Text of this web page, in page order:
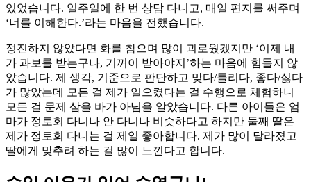
있었습니다. 일주일에 한 번 상담 다니고, 매일 편지를 써주며
‘너를 이해한다.’라는 마음을 전했습니다.
정진하지 않았다면 화를 참으며 많이 괴로웠겠지만 ‘이제 내
가 과보를 받는구나, 기꺼이 받아야지’하는 마음에 힘들지 않
았습니다. 제 생각, 기준으로 판단하고 맞다/틀리다, 좋다/싫다
가 많았는데 모든 걸 제가 일으켰다는 걸 수행으로 체험하니
모든 걸 문제 삼을 바가 아님을 알았습니다. 다른 아이들은 엄
마가 정토회 다니나 안 다니나 비슷하다고 하지만 둘째 딸은
제가 정토회 다니는 걸 제일 좋아합니다. 제가 많이 달라졌고
딸에게 맞추려 하는 걸 많이 느낀다고 합니다.